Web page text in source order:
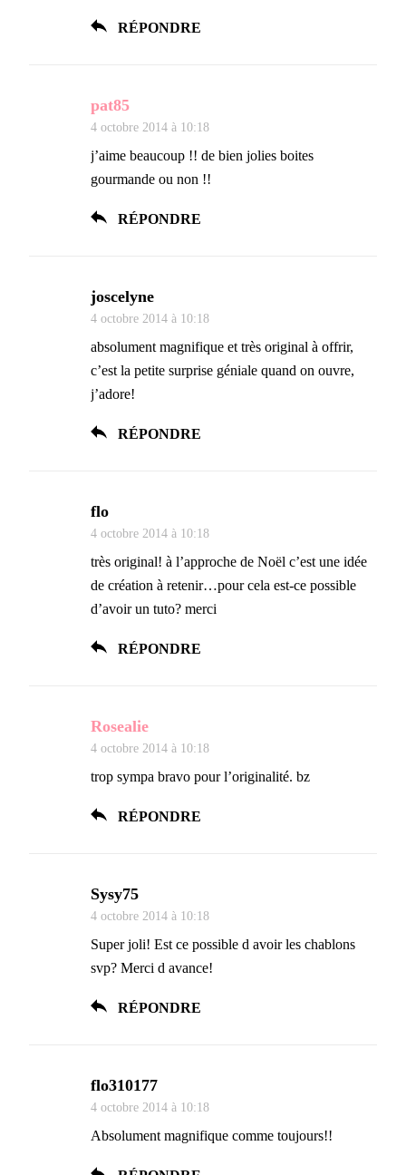
RÉPONDRE
pat85
4 octobre 2014 à 10:18
j’aime beaucoup !! de bien jolies boites
gourmande ou non !!
RÉPONDRE
joscelyne
4 octobre 2014 à 10:18
absolument magnifique et très original à offrir,
c’est la petite surprise géniale quand on ouvre,
j’adore!
RÉPONDRE
flo
4 octobre 2014 à 10:18
très original! à l’approche de Noël c’est une idée
de création à retenir…pour cela est-ce possible
d’avoir un tuto? merci
RÉPONDRE
Rosealie
4 octobre 2014 à 10:18
trop sympa bravo pour l’originalité. bz
RÉPONDRE
Sysy75
4 octobre 2014 à 10:18
Super joli! Est ce possible d avoir les chablons
svp? Merci d avance!
RÉPONDRE
flo310177
4 octobre 2014 à 10:18
Absolument magnifique comme toujours!!